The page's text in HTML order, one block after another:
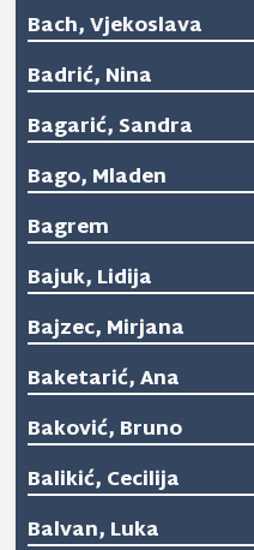
Bach, Vjekoslava
Badrić, Nina
Bagarić, Sandra
Bago, Mladen
Bagrem
Bajuk, Lidija
Bajzec, Mirjana
Baketarić, Ana
Baković, Bruno
Balikić, Cecilija
Balvan, Luka